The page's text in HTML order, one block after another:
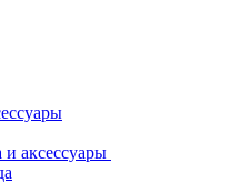
аксессуары